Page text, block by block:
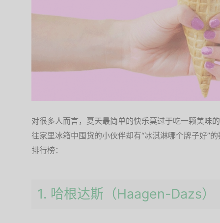
对很多人而言，夏天最简单的快乐莫过于吃一颗美味
往家里冰箱中囤货的小伙伴却有“冰淇淋哪个牌子好”
排行榜：
1. 哈根达斯（Haagen-Dazs）